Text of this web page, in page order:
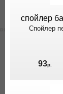
спойлер
Спойлер
93р.